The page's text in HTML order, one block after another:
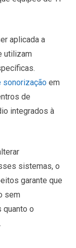
aplicada a
utilizam
sonorização em
de
integrados à
sistemas, o
garante que
sem
quanto o